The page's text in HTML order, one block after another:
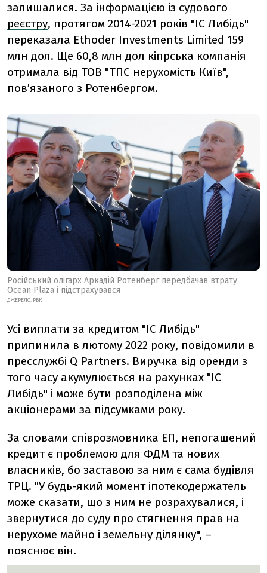
залишалися. За інформацією із судового
реєстру, протягом 2014-2021 років "ІС Либідь"
переказала Ethoder Investments Limited 159
млн дол. Ще 60,8 млн дол кіпрська компанія
отримала від ТОВ "ТПС нерухомість Київ",
пов’язаного з Ротенбергом.
Російський олігарх Аркадій Ротенберг передбачав втрату
Ocean Plaza і підстрахувався
ДЖЕРЕЛО: РБК
Усі виплати за кредитом "ІС Либідь"
припинила в лютому 2022 року, повідомили в
пресслужбі Q Partners. Виручка від оренди з
того часу акумулюється на рахунках "ІС
Либідь" і може бути розподілена між
акціонерами за підсумками року.
За словами співрозмовника ЕП, непогашений
кредит є проблемою для ФДМ та нових
власників, бо заставою за ним є сама будівля
ТРЦ. "У будь-який момент іпотекодержатель
може сказати, що з ним не розрахувалися, і
звернутися до суду про стягнення прав на
нерухоме майно і земельну ділянку", –
пояснює він.